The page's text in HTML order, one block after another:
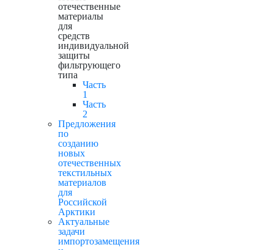
отечественные
материалы
для
средств
индивидуальной
защиты
фильтрующего
типа
Часть
1
Часть
2
Предложения
по
созданию
новых
отечественных
текстильных
материалов
для
Российской
Арктики
Актуальные
задачи
импортозамещения